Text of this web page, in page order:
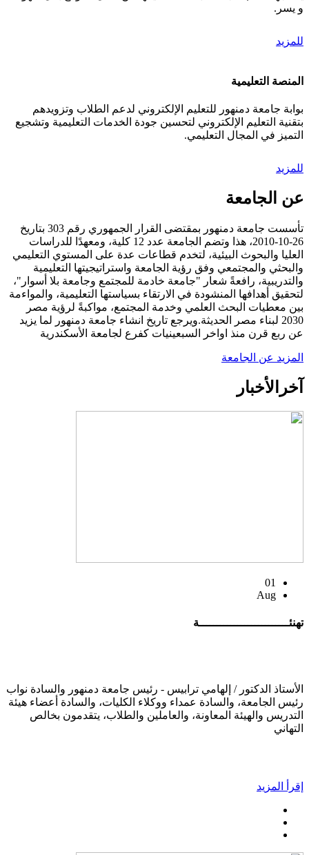
و يسر.
للمزيد
المنصة التعليمية
بوابة جامعة دمنهور للتعليم الإلكتروني لدعم الطلاب وتزويدهم
بتقنية التعليم الإلكتروني لتحسين جودة الخدمات التعليمية وتشجيع
التميز في المجال التعليمي.
للمزيد
عن الجامعة
تأسست جامعة دمنهور بمقتضى القرار الجمهوري رقم 303 بتاريخ
26-10-2010، هذا وتضم الجامعة عدد 12 كلية، ومعهدًا للدراسات
العليا والبحوث البيئية، لتخدم قطاعات عدة على المستوي التعليمي
والبحثي والمجتمعي وفق رؤية الجامعة واستراتيجيتها التعليمية
والتدريبية، رافعةً شعار "جامعة خادمة للمجتمع وجامعة بلا أسوار"،
لتحقيق أهدافها المنشودة في الارتقاء بسياستها التعليمية، والمواءمة
بين معطيات البحث العلمي وخدمة المجتمع، مواكبةً لرؤية مصر
2030 لبناء مصر الحديثة.ويرجع تاريخ انشاء جامعة دمنهور لما يزيد
عن ربع قرن منذ اواخر السبعينيات كفرع لجامعة الأسكندرية
المزيد عن الجامعة
آخر الأخبار
01
Aug
تهنئــــــــــــــــــــــــــة
الأستاذ الدكتور / إلهامي ترابيس - رئيس جامعة دمنهور والسادة نواب
رئيس الجامعة، والسادة عمداء ووكلاء الكليات، والسادة أعضاء هيئة
التدريس والهيئة المعاونة، والعاملين والطلاب، يتقدمون بخالص
التهاني
إقرأ المزيد